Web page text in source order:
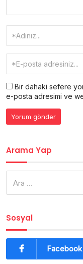
Bir dahaki sefere
e-posta adresimi ve
Arama Yap
Sosyal
Facebook